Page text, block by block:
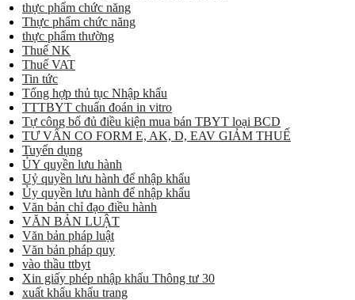
thực phẩm chức năng
Thực phẩm chức năng
thực phẩm thường
Thuế NK
Thuế VAT
Tin tức
Tổng hợp thủ tục Nhập khẩu
TTTBYT chuẩn đoán in vitro
Tự công bố đủ điều kiện mua bán TBYT loại BCD
TƯ VẤN CO FORM E, AK, D, EAV GIẢM THUẾ
Tuyển dụng
ỦY quyền lưu hành
Uỷ quyền lưu hành để nhập khẩu
Ủy quyền lưu hành để nhập khẩu
Văn bản chỉ đạo điều hành
VĂN BẢN LUẬT
Văn bản pháp luật
Văn bản pháp quy
vào thầu ttbyt
Xin giấy phép nhập khẩu Thông tư 30
xuất khẩu khẩu trang